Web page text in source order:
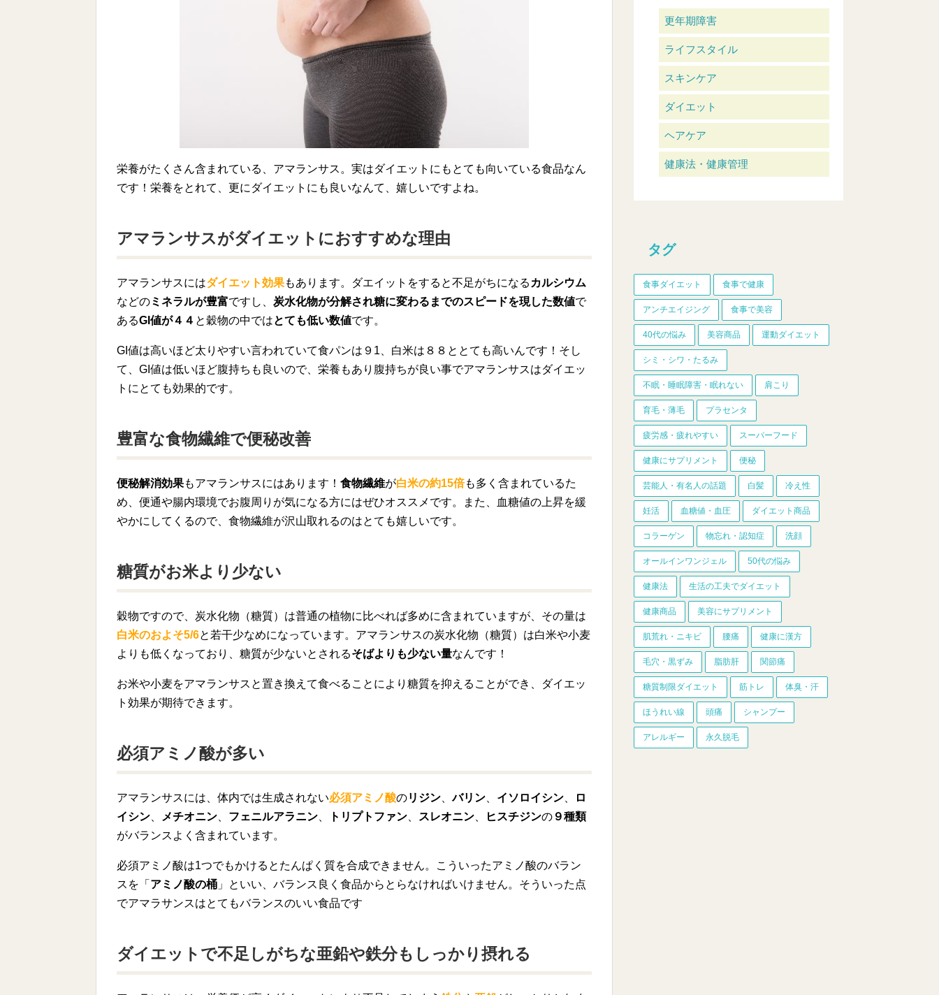
栄養がたくさん含まれている、アマランサス。実はダイエットにもとても向いている食品なん
です！栄養をとれて、更にダイエットにも良いなんて、嬉しいですよね。
アマランサスがダイエットにおすすめな理由
アマランサスにはダイエット効果もあります。ダエイットをすると不足がちになる カルシウム
などのミネラルが豊富ですし、 炭水化物が分解され糖に変わるまでのスピードを現した数値で
あるGI値が４４ と穀物の中ではとても低い数値です。
GI値は高いほど太りやすい言われていて食パンは９1、白米は８８ととても高いんです！そし
て、GI値は低いほど腹持ちも良いので、栄養もあり腹持ちが良い事でアマランサスはダイエッ
トにとても効果的です。
豊富な食物繊維で便秘改善
便秘解消効果もアマランサスにはあります！ 食物繊維が白米の約15倍も多く含まれているた
め、便通や腸内環境でお腹周りが気になる方にはぜひオススメです。また、血糖値の上昇を緩
やかにしてくるので、食物繊維が沢山取れるのはとても嬉しいです。
糖質がお米より少ない
穀物ですので、炭水化物（糖質）は普通の植物に比べれば多めに含まれていますが、その量は
白米のおよそ5/6と若干少なめになっています。アマランサスの炭水化物（糖質）は白米や小麦
よりも低くなっており、糖質が少ないとされるそばよりも少ない量なんです！
お米や小麦をアマランサスと置き換えて食べることにより糖質を抑えることができ、ダイエッ
ト効果が期待できます。
必須アミノ酸が多い
アマランサスには、体内では生成されない必須アミノ酸のリジン 、バリン イソロイシン
ロ
イシン
メチオニン フェニルアラニン トリプトファン スレオニン ヒスチジンの ９種類
がバランスよく含まれています。
必須アミノ酸は1つでもかけるとたんぱく質を合成できません。こういったアミノ酸のバラン
スを「 アミノ酸の桶 」といい、バランス良く食品からとらなければいけません。そういった点
でアマラサンスはとてもバランスのいい食品です
ダイエットで不足しがちな亜鉛や鉄分もしっかり摂れる
更年期障害
ライフスタイル
スキンケア
ダイエット
ヘアケア
健康法・健康管理
タグ
食事ダイエット 食事で健康
アンチエイジング 食事で美容
40代の悩み 美容商品 運動ダイエット
シミ・シワ・たるみ
不眠・睡眠障害・眠れない 肩こり
育毛・薄毛 プラセンタ
疲労感・疲れやすい スーパーフード
健康にサプリメント 便秘
芸能人・有名人の話題 白髪 冷え性
妊活 血糖値・血圧 ダイエット商品
コラーゲン 物忘れ・認知症 洗顔
オールインワンジェル 50代の悩み
健康法 生活の工夫でダイエット
健康商品 美容にサプリメント
肌荒れ・ニキビ 腰痛 健康に漢方
毛穴・黒ずみ 脂肪肝 関節痛
糖質制限ダイエット 筋トレ 体臭・汗
ほうれい線 頭痛 シャンプー
アレルギー 永久脱毛